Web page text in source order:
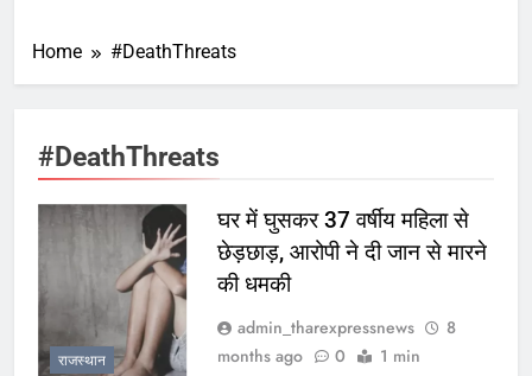
Home #DeathThreats
#DeathThreats
राजस्थान
घर में घुसकर 37 वर्षीय महिला से
छेड़छाड़, आरोपी ने दी जान से मारने
की धमकी
admin_tharexpressnews
8
months ago
0 1 min